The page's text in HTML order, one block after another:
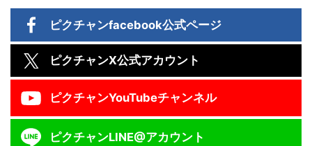
ピクチャンfacebook公式ページ
ピクチャンX公式アカウント
ピクチャンYouTubeチャンネル
ピクチャンLINE@アカウント